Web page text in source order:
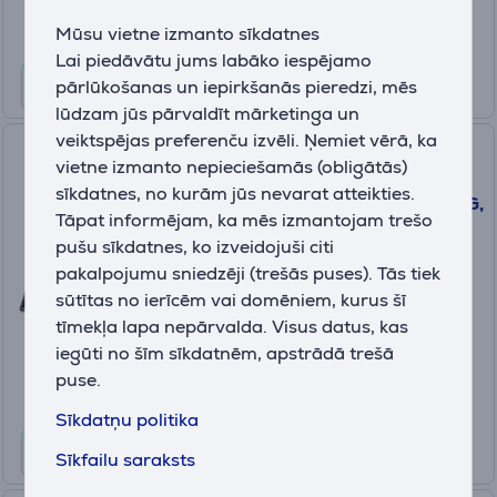
Mūsu vietne izmanto sīkdatnes
Lai piedāvātu jums labāko iespējamo
pārlūkošanas un iepirkšanās pieredzi, mēs
lūdzam jūs pārvaldīt mārketinga un
veiktspējas preferenču izvēli. Ņemiet vērā, ka
vietne izmanto nepieciešamās (obligātās)
sīkdatnes, no kurām jūs nevarat atteikties.
Tāpat informējam, ka mēs izmantojam trešo
pušu sīkdatnes, ko izveidojuši citi
pakalpojumu sniedzēji (trešās puses). Tās tiek
sūtītas no ierīcēm vai domēniem, kurus šī
tīmekļa lapa nepārvalda. Visus datus, kas
iegūti no šīm sīkdatnēm, apstrādā trešā
puse.
Sīkdatņu politika
Sīkfailu saraksts
10 mēneši 69 €
Lenovo Yoga Book 9i Gen 10,
14'', WQXGA+, OLED, 120 Hz,
Ultra 7, 32 GB, 1 TB, W11P, ENG,
zila - Portatīvais dators
83KJ000BNT
Ir noliktavā
Drauga cena:
2099 €